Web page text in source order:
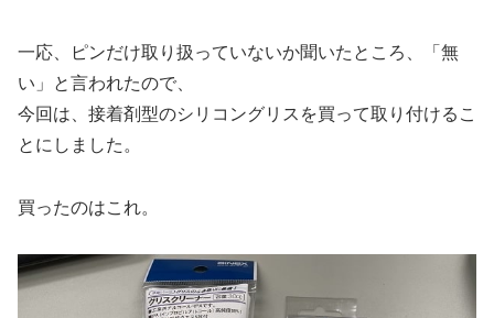
一応、ピンだけ取り扱っていないか聞いたところ、「無
い」と言われたので、
今回は、接着剤型のシリコングリスを買って取り付けるこ
とにしました。
買ったのはこれ。